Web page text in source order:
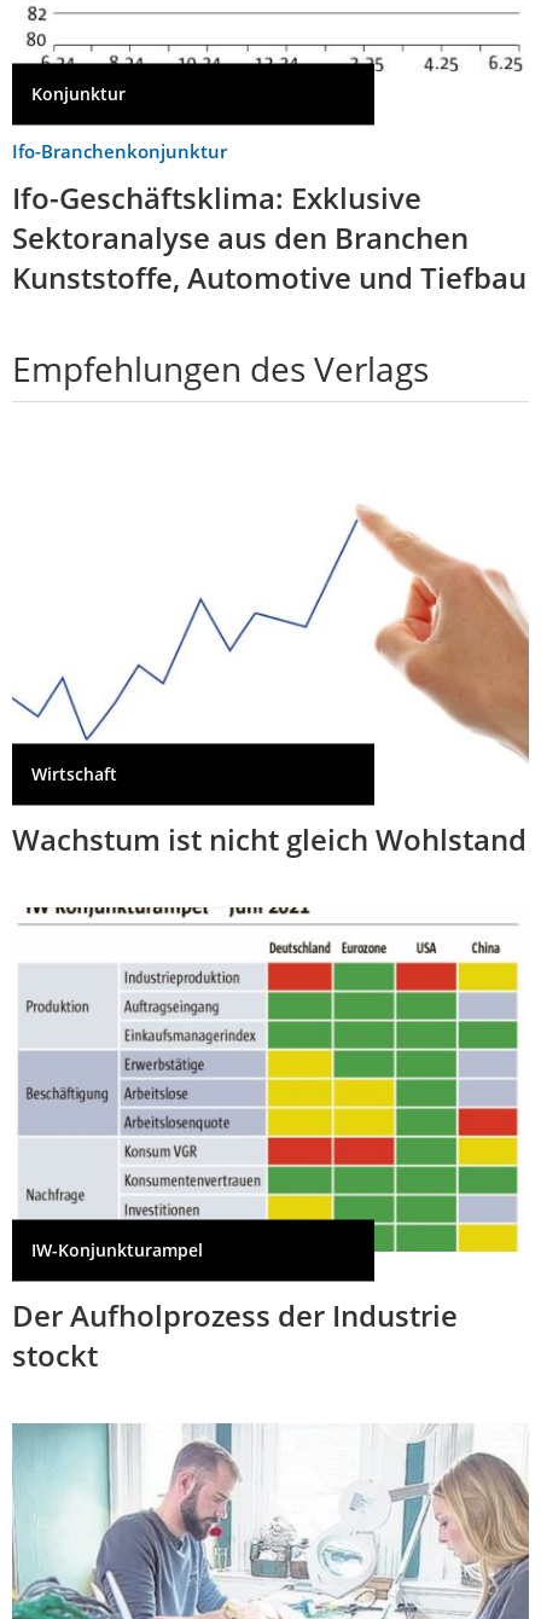
Konjunktur
Ifo-Branchenkonjunktur
Ifo-Geschäftsklima: Exklusive
Sektoranalyse aus den Branchen
Kunststoffe, Automotive und Tiefbau
Empfehlungen des Verlags
Wirtschaft
Wachstum ist nicht gleich Wohlstand
IW-Konjunkturampel
Der Aufholprozess der Industrie
stockt